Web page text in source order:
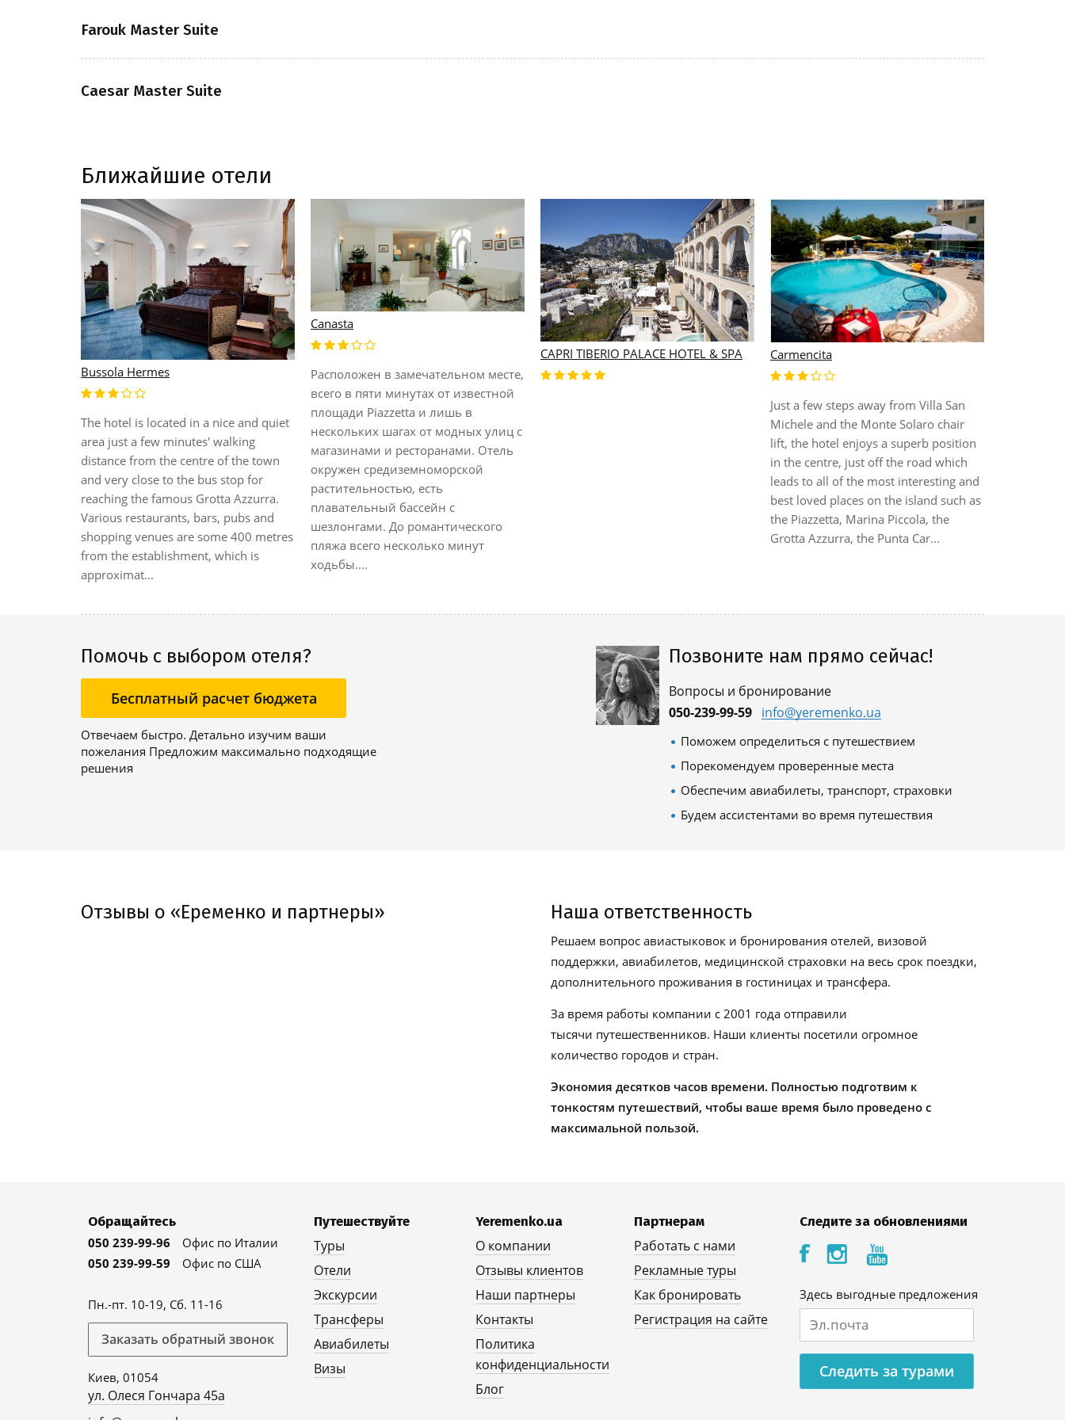
Farouk Master Suite
Caesar Master Suite
Ближайшие отели
Bussola Hermes
The hotel is located in a nice and quiet
area just a few minutes' walking
distance from the centre of the town
and very close to the bus stop for
reaching the famous Grotta Azzurra.
Various restaurants, bars, pubs and
shopping venues are some 400 metres
from the establishment, which is
approximat...
Canasta
Расположен в замечательном месте,
всего в пяти минутах от известной
площади Piazzetta и лишь в
нескольких шагах от модных улиц с
магазинами и ресторанами. Отель
окружен средиземноморской
растительностью, есть
плавательный бассейн с
шезлонгами. До романтического
пляжа всего несколько минут
ходьбы....
CAPRI TIBERIO PALACE HOTEL & SPA Carmencita
Just a few steps away from Villa San
Michele and the Monte Solaro chair
lift, the hotel enjoys a superb position
in the centre, just off the road which
leads to all of the most interesting and
best loved places on the island such as
the Piazzetta, Marina Piccola, the
Grotta Azzurra, the Punta Car...
Помочь с выбором отеля?
Бесплатный расчет бюджета
Отвечаем быстро. Детально изучим ваши
пожелания Предложим максимально подходящие
решения
Позвоните нам прямо сейчас!
Вопросы и бронирование
050-239-99-59 info@yeremenko.ua
Поможем определиться с путешествием
Порекомендуем проверенные места
Обеспечим авиабилеты, транспорт, страховки
Будем ассистентами во время путешествия
Отзывы о «Еременко и партнеры» Наша ответственность
Решаем вопрос авиастыковок и бронирования отелей, визовой
поддержки, авиабилетов, медицинской страховки на весь срок поездки,
дополнительного проживания в гостиницах и трансфера.
За время работы компании с 2001 года отправили
тысячи путешественников. Наши клиенты посетили огромное
количество городов и стран.
Экономия десятков часов времени. Полностью подготвим к
тонкостям путешествий, чтобы ваше время было проведено с
максимальной пользой.
Обращайтесь
050 239-99-96
Офис по Италии
050 239-99-59
Офис по США
Пн.-пт. 10-19, Сб. 11-16
Заказать обратный звонок
Киев, 01054
ул. Олеся Гончара 45а
Путешествуйте
Туры
Отели
Экскурсии
Трансферы
Авиабилеты
Визы
Yeremenko.ua
О компании
Отзывы клиентов
Наши партнеры
Контакты
Политика
конфиденциальности
Блог
Партнерам
Работать с нами
Рекламные туры
Как бронировать
Регистрация на сайте
Следите за обновлениями
Здесь выгодные предложения
Следить за турами